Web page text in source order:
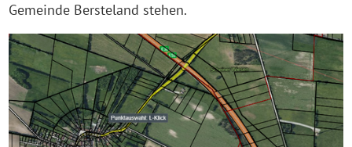
Gemeinde Bersteland stehen.